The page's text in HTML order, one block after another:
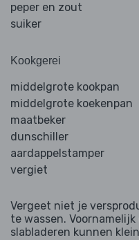
peper en zout
suiker
Kookgerei
middelgrote kookpan
middelgrote koekenpan
maatbeker
dunschiller
aardappelstamper
vergiet
Vergeet niet je
te wassen.
slabladeren kunnen